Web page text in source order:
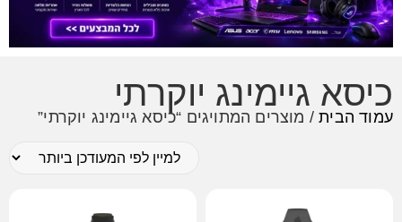
כיסא גיימינג יוקרתי
עמוד הבית/ מוצרים המתויגים “כיסא גיימינג יוקרתי”